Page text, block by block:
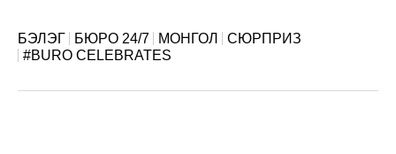
БЭЛЭГ БЮРО 24/7 МОНГОЛ
СЮРПРИЗ
#BURO CELEBRATES